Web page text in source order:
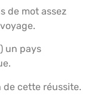
de mot assez
un pays
de cette réussite.